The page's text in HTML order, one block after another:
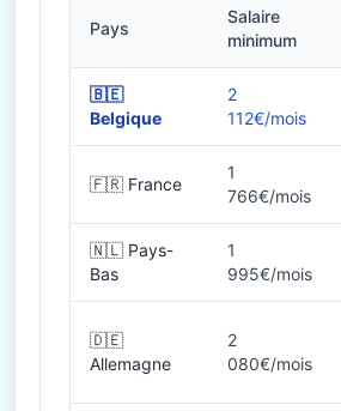
Pays
Salaire
minimum
🇧🇪
Belgique
2
112€/mois
🇫🇷 France
1
766€/mois
🇳🇱 Pays-
Bas
1
995€/mois
🇩🇪
Allemagne
2
080€/mois